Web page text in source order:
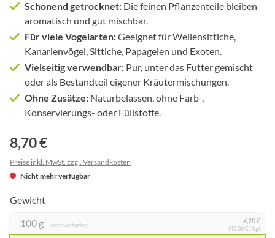
Schonend getrocknet: Die feinen Pflanzenteile bleiben
aromatisch und gut mischbar.
Für viele Vogelarten:Geeignet für Wellensittiche,
Kanarienvögel, Sittiche, Papageien und Exoten.
Vielseitig verwendbar: Pur, unter das Futter gemischt
oder als Bestandteil eigener Kräutermischungen.
Ohne Zusätze: Naturbelassen, ohne Farb-,
Konservierungs- oder Füllstoffe.
8,70 €
Preise inkl. MwSt. zzgl. Versandkosten
Nicht mehr verfügbar
Gewicht
100 g
nicht verfügbar
4,20 €
(42,00 € / kg)